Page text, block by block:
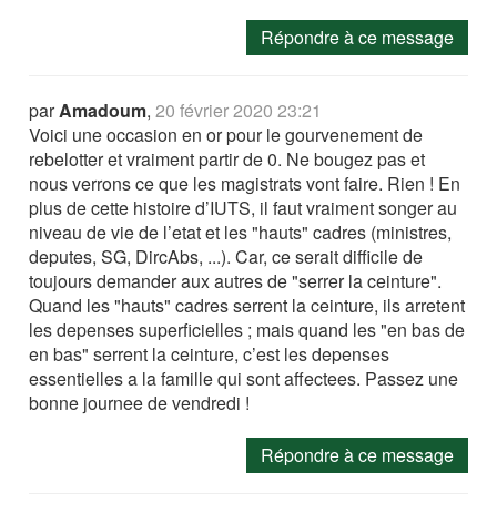
Répondre à ce message
parAmadoum,20 février 2020 23:21
Voici une occasion en or pour le gourvenement de
rebelotter et vraiment partir de 0. Ne bougez pas et
nous verrons ce que les magistrats vont faire. Rien ! En
plus de cette histoire d’IUTS, il faut vraiment songer au
niveau de vie de l’etat et les "hauts" cadres (ministres,
deputes, SG, DircAbs, ...). Car, ce serait difficile de
toujours demander aux autres de "serrer la ceinture".
Quand les "hauts" cadres serrent la ceinture, ils arretent
les depenses superficielles ; mais quand les "en bas de
en bas" serrent la ceinture, c’est les depenses
essentielles a la famille qui sont affectees. Passez une
bonne journee de vendredi !
Répondre à ce message